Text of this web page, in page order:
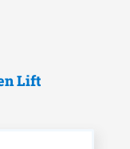
Lift